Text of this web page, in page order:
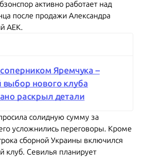
активно работает над
после продажи Александра
АЕК.
Яремчука –
нового клуба
раскрыл детали
солидную сумму за
усложнились переговоры. Кроме
сборной Украины включился
клуб. Севилья планирует